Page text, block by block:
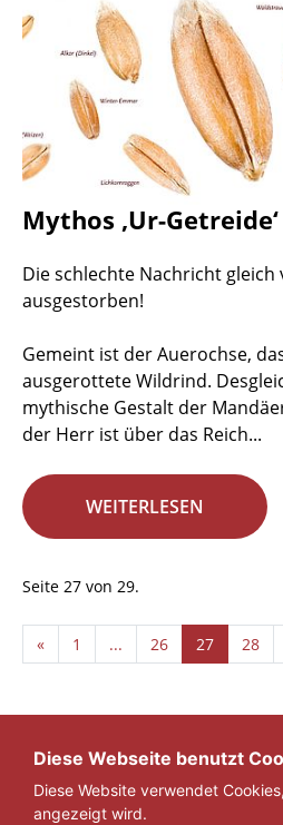
Mythos ‚Ur-Getreide‘
Die schlechte Nachricht gleich
ausgestorben!
Gemeint ist der Auerochse,
ausgerottete Wildrind.
mythische Gestalt der
der Herr ist über das Reich...
WEITERLESEN
Seite 27 von 29.
« 1 ... 26 27 28
Diese Webseite benutzt
Diese Website verwendet
angezeigt wird.